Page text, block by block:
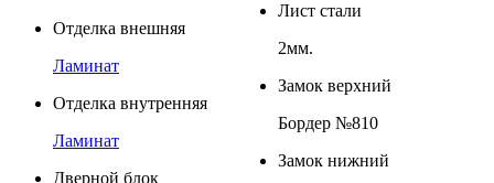
Отделка внешняя
Ламинат
Отделка внутренняя
Ламинат
Дверной блок
Лист стали
2мм.
Замок верхний
Бордер №810
Замок нижний